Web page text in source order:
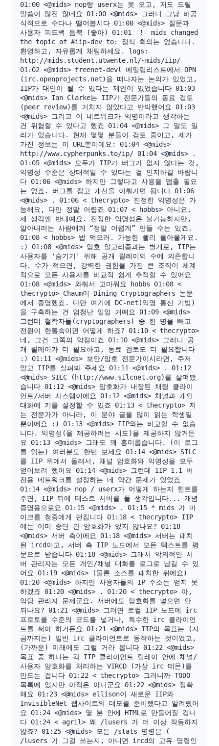
01:00 <@mids> nop랑 userx는 못 오고, 저도 드릴
말씀이 많진 않네요 01:00 <@mids> 그러니 그냥 비공
식적으로 수다나 떨어봅시다 01:00 <@mids> 질문과
사용자 피드백 듬뿍 (좋아) 01:01 -!- mids changed
the topic of #iip-dev to: 정식 회의는 없습니다.
환영하고, 자유롭게 채팅하세요. logs:
http://mids.student.utwente.nl/~mids/iip/
01:02 <@mids> freenet-devl 메일링리스트에서 OPN
(irc.openprojects.net)을 떠나자는 논의가 있었고,
IIP가 대안이 될 수 있다는 제안이 있었습니다 01:03
<@mids> Ian Clarke는 IIP가 전문가들의 동료 검토
(peer review)를 거치지 않았다고 반박했어요 01:03
<@mids> 그리고 이 네트워크가 익명이라고 생각하는
건 위험할 수 있다고 했죠 01:04 <@mids> 그 말도 일
리가 있습니다. 현재 몇몇 분들이 검토 중이고, 제가
가진 정보는 이 URL뿐이에요: 01:04 <@mids>
http://www.cypherpunks.to/ip/ 01:04 <@mids> .
01:05 <@mids> 모두가 IIP가 버그가 없지 않다는 것,
익명성 수준은 상대적일 수 있다는 걸 인지하길 바랍니
다 01:06 <@mids> 하지만 그렇다고 사용을 멈출 필요
는 없죠. 버그를 잡고 개선을 이뤄가면 됩니다 01:06
<@mids> . 01:06 < thecrypto> 진정한 익명성은 가
능해요, 다만 정말 어렵죠 01:07 < hobbs> 아니요,
제 생각엔 반대예요. 진정한 익명성은 불가능하지만,
알아내려는 사람에게 “정말 어렵게” 만들 수는 있죠.
01:08 < hobbs> 밥 먹으러. 가능한 빨리 돌아올게요.
:) 01:08 <@mids> 암호 알고리즘과는 별개로, IIP는
사용자를 '숨기기' 위해 공개 릴레이의 수에 의존합니
다. 수가 적으면, 강력한 권한을 가진 큰 조직이 체계
적으로 모든 사용자를 비교적 쉽게 추적할 수 있어요
01:08 <@mids> 와줘서 고마워요 hobbs 01:08 <
thecrypto> Chaum이 Dining Cryptographers 논문
에서 증명했죠. 다만 여기에 DC-net(익명 통신 기법)
을 구축하는 건 엄청난 일일 거예요 01:09 <@mids>
그런데 철학자들(cryptographers) 중 한 명을 빼고
전원이 한통속이면 어떻게 하죠? 01:10 < thecrypto>
네, 그건 그쪽의 약점이죠 01:10 <@mids> 그러니 공
개 릴레이가 더 필요하고, 동료 검토도 더 필요합니다
:) 01:11 <@mids> 보안/암호 전문가이시라면, 주저
말고 IIP를 살펴봐 주세요 01:11 <@mids> . 01:12
<@mids> SILC (http://www.silcnet.org)를 살펴봤
습니다 01:12 <@mids> 암호화가 내장된 채팅 클라이
언트/서버 시스템이에요 01:12 <@mids> 채널과 개인
대화에 키를 설정할 수 있죠 01:13 < thecrypto> 저
는 전문가가 아니라, 이 분야 글을 많이 읽는 학생일
뿐이에요 :) 01:13 <@mids> IIP와는 비교할 수 없습
니다. 익명성(을 제공하려는 시도)을 제공하지 않거든
요 01:13 <@mids> 그래도 꽤 흥미롭습니다. (이 로그
를 읽는) 여러분도 한번 보세요 01:14 <@mids> SILC
를 IIP 위에서 돌려서, 채널 암호화와 익명성을 모두
얻어보려 했어요 01:14 <@mids> 그런데 IIP 1.1 버
전용 네트워크를 설정하는 데 약간 문제가 있었죠
01:14 <@mids> nop / userx가 어떻게 하는지 힌트를
주면, IIP 뒤에 테스트 서버를 둘 생각입니다... 개념
증명용으로요 01:15 <@mids> . 01:15 * mids 가 마
이크를 청중에게 던집니다 01:18 < thecrypto> IIP
에는 이미 종단 간 암호화가 있지 않나요? 01:18
<@mids> 서버 측이에요 01:18 <@mids> 서버는 패치
된 ircd이고, 서버 측 IIP 노드에서 모든 텍스트를 평
문으로 받습니다 01:18 <@mids> 그래서 악의적인 서
버 관리자는 모든 개인/채널 대화를 로그로 남길 수 있
어요 01:19 <@mids> (물론 소스를 패치한 뒤에요)
01:20 <@mids> 하지만 사용자들의 IP 주소는 얻지 못
하겠죠 01:20 <@mids> . 01:20 < thecrypto> 아,
악당 관리자 문제군요. 서버에도 암호화를 넣으면 안
되나요? 01:21 <@mids> 그러면 로컬 IIP 노드에 irc
프로토콜 수준의 코드를 넣거나, 특수한 irc 클라이언
트를 써야 하거든요 01:21 <@mids> IIP의 목표는 (지
금까지는) 일반 irc 클라이언트로 동작하는 것이었고,
(가까운) 미래에도 그럴 거라 봅니다 01:22 <@mids>
목표 중 하나는 각 IIP 클라이언트 릴레이 안에 채널/
사용자 암호화를 처리하는 VIRCD (가상 irc 데몬)를
만드는 겁니다 01:22 < thecrypto> 그러니까 TODO
목록에 있지만 아직은 아니군요 01:22 <@mids> 정확
해요 01:23 <@mids> ellison이 새로운 IIP와
InvisibleNet 웹사이트의 데모를 준비했다고 알려줬어
요 01:24 <@mids> 몇 분 안에 HTML로 만들어질 겁니
다 01:24 < agril> 왜 /lusers 가 더 이상 작동하지
않죠? 01:25 <@mids> 모든 /stats 명령은 (
/lusers 가 그걸 쓰는지, 아니면 ircd의 고유 명령인